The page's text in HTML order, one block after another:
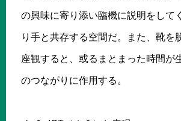
の興味に寄り添い臨機に説明をして
り手と共存する空間だ。また、靴を
座観すると、或るまとまった時間が
のつながりに作用する。